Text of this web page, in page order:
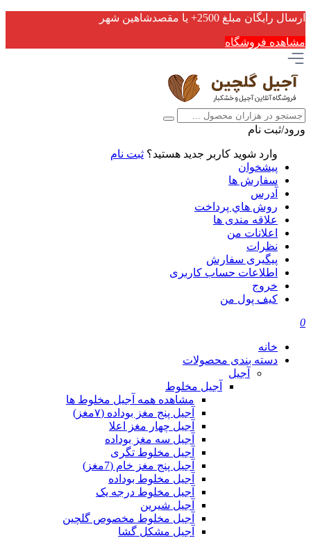
ارسال رایگان مبلغ 2500+ یا مقصدشاهین شهر
مشاهده فروشگاه
ورود/ثبت نام
وارد شوید کاربر جدید هستید؟ ثبت نام
پیشخوان
سفارش ها
آدرس
روش هاي پرداخت
علاقه مندی ها
اعلانات من
نظرات
پیگیری سفارش
اطلاعات حساب كاربری
خروج
کیف پول من
0
خانه
دسته بندی محصولات
آجیل
آجیل مخلوط
مشاهده همه آجیل مخلوط ها
آجیل پنج مغز بوداده (۷مغز)
آجیل چهار مغز اعلا
آجیل سه مغز بوداده
آجیل مخلوط تگری
آجیل پنج مغز خام (7مغز)
آجیل مخلوط بوداده
آجیل مخلوط درجه یک
آجیل شیرین
آجیل مخلوط مخصوص گلچین
آجیل مشکل گشا